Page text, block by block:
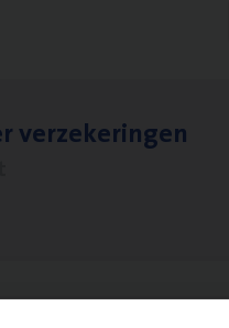
verzekeringen